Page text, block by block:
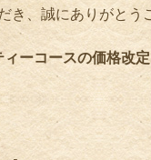
き、誠にありがとう
ィーコースの価格改